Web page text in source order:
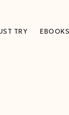
TRY EBOOKS